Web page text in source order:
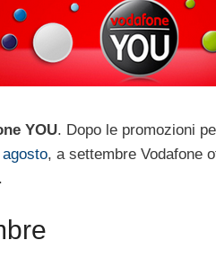
YOU. Dopo le promozioni
, a settembre Vodafone